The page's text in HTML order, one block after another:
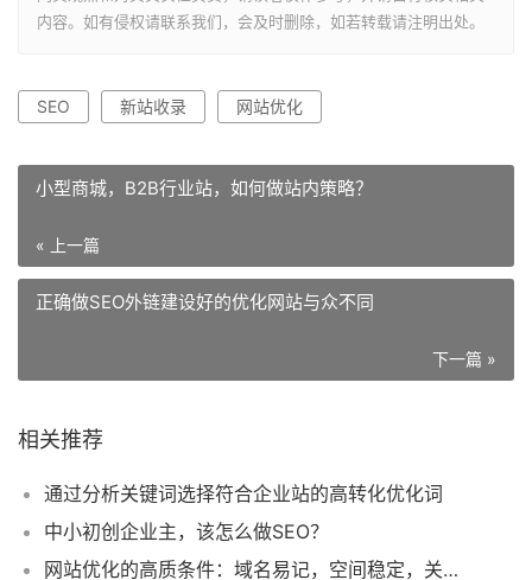
内容。如有侵权请联系我们，会及时删除，如若转载请注明出处。
SEO 新站收录 网站优化
小型商城，B2B行业站，如何做站内策略？
« 上一篇
正确做SEO外链建设好的优化网站与众不同
下一篇 »
相关推荐
通过分析关键词选择符合企业站的高转化优化词
中小初创企业主，该怎么做SEO？
网站优化的高质条件：域名易记，空间稳定，关键词有收录